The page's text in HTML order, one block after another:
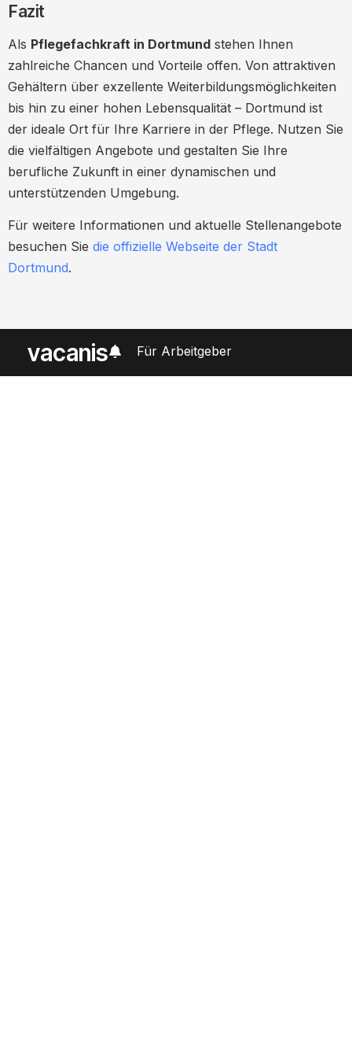
Fazit
Als Pflegefachkraft in Dortmund stehen Ihnen
zahlreiche Chancen und Vorteile offen. Von attraktiven
Gehältern über exzellente Weiterbildungsmöglichkeiten
bis hin zu einer hohen Lebensqualität – Dortmund ist
der ideale Ort für Ihre Karriere in der Pflege. Nutzen Sie
die vielfältigen Angebote und gestalten Sie Ihre
berufliche Zukunft in einer dynamischen und
unterstützenden Umgebung.
Für weitere Informationen und aktuelle Stellenangebote
besuchen Sie die offizielle Webseite der Stadt
Dortmund.
vacanis Für Arbeitgeber